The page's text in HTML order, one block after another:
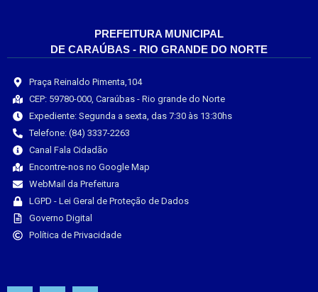
PREFEITURA MUNICIPAL
DE CARAÚBAS - RIO GRANDE DO NORTE
Praça Reinaldo Pimenta,104
CEP: 59780-000, Caraúbas - Rio grande do Norte
Expediente: Segunda a sexta, das 7:30 às 13:30hs
Telefone: (84) 3337-2263
Canal Fala Cidadão
Encontre-nos no Google Map
WebMail da Prefeitura
LGPD - Lei Geral de Proteção de Dados
Governo Digital
Política de Privacidade